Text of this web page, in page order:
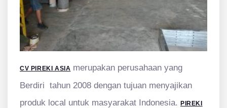
CV PIREKI ASIA merupakan perusahaan yang
Berdiri tahun 2008 dengan tujuan menyajikan
produk local untuk masyarakat Indonesia. PIREKI